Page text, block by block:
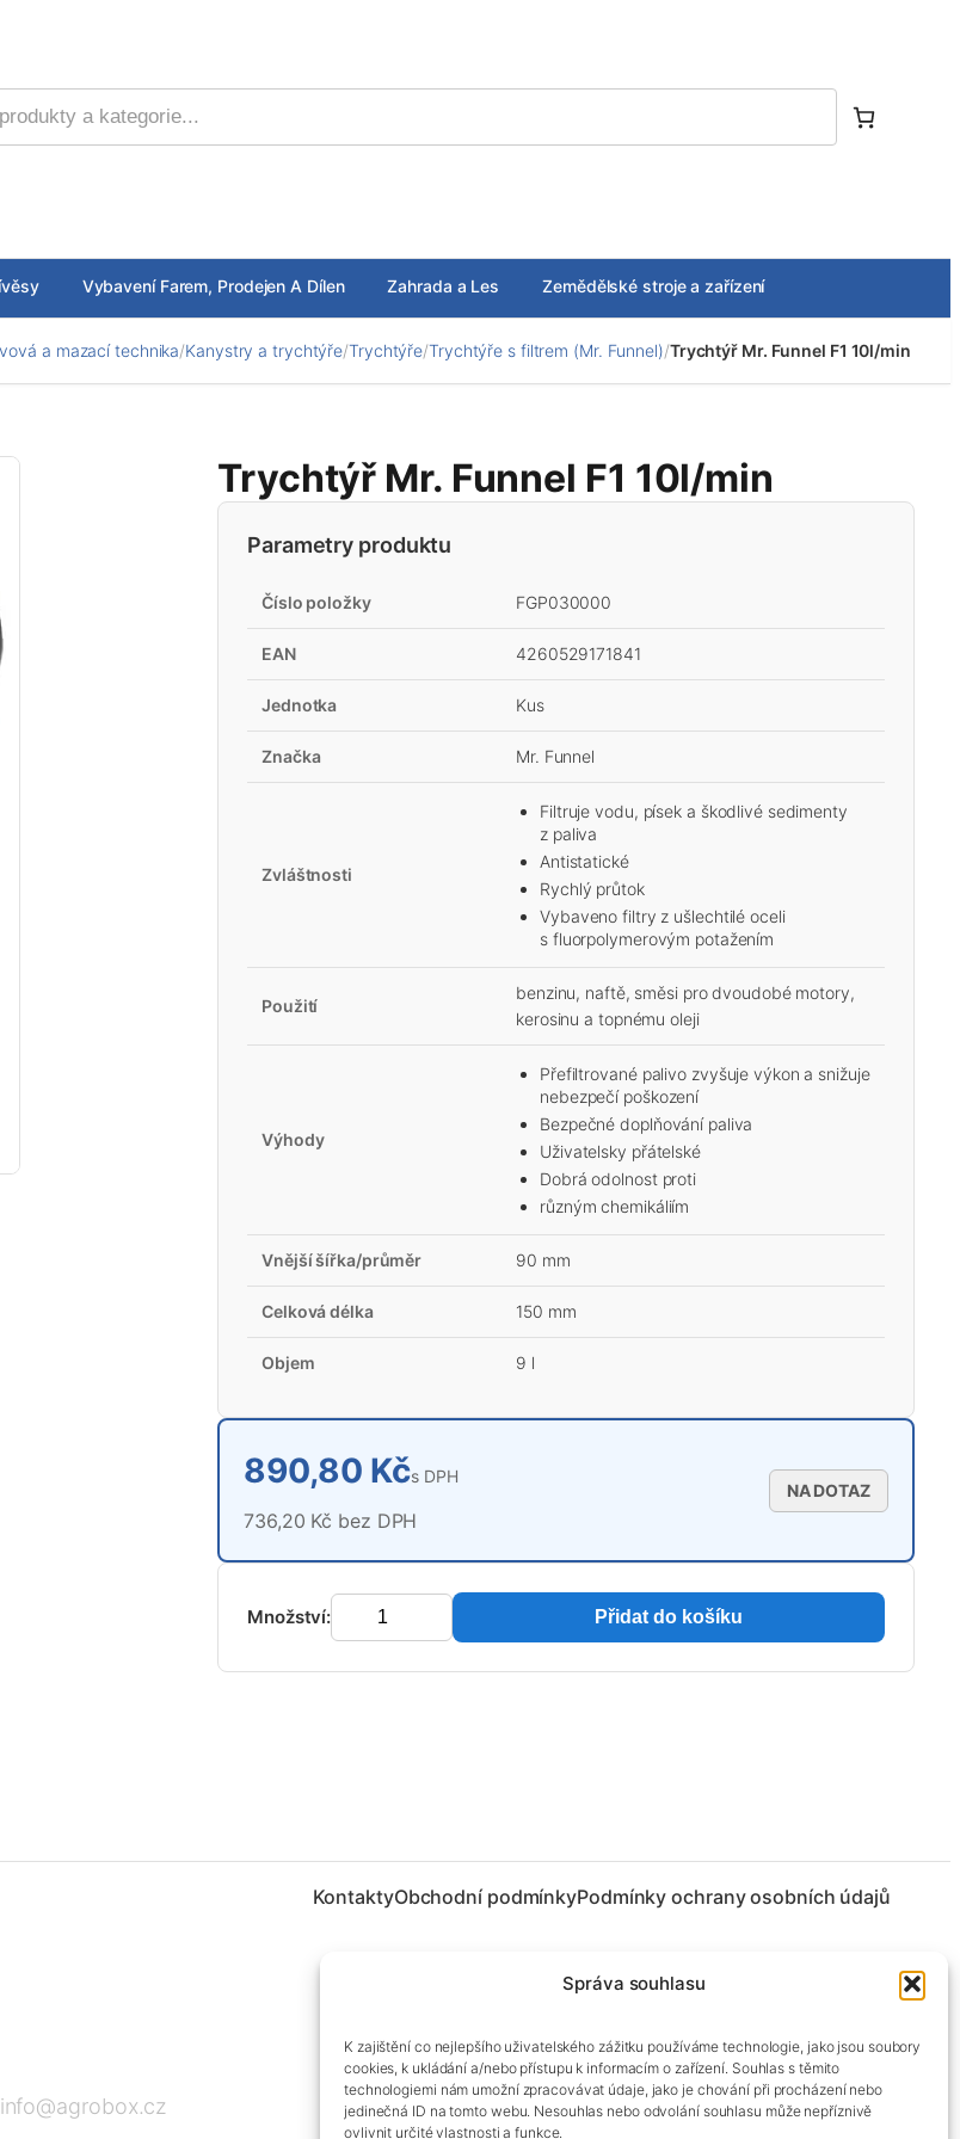
Správa souhlasu
K zajištění co nejlepšího uživatelského zážitku používáme technologie, jako jsou soubory
cookies, k ukládání a/nebo přístupu k informacím o zařízení. Souhlas s těmito
technologiemi nám umožní zpracovávat údaje, jako je chování při procházení nebo
jedinečná ID na tomto webu. Nesouhlas nebo odvolání souhlasu může nepříznivě
ovlivnit určité vlastnosti a funkce.
Vybavení Farem, Prodejen A Dílen Zahrada a Les Zemědělské stroje a zařízení
a mazací technika/Kanystry a trychtýře/Trychtýře/Trychtýře s filtrem (Mr. Funnel)/Trychtýř Mr. Funnel F1 10l/min
Trychtýř Mr. Funnel F1 10l/min
Parametry produktu
Číslo položky FGP030000
EAN 4260529171841
Jednotka Kus
Značka Mr. Funnel
Zvláštnosti
Filtruje vodu, písek a škodlivé sedimenty
z paliva
Antistatické
Rychlý průtok
Vybaveno filtry z ušlechtilé oceli
s fluorpolymerovým potažením
Použití
benzinu, naftě, směsi pro dvoudobé motory,
kerosinu a topnému oleji
Výhody
Přefiltrované palivo zvyšuje výkon a snižuje
nebezpečí poškození
Bezpečné doplňování paliva
Uživatelsky přátelské
Dobrá odolnost proti
různým chemikáliím
Vnější šířka/průměr 90 mm
Celková délka 150 mm
Objem 9 l
890,80 Kčs DPH
736,20 Kč bez DPH
NA DOTAZ
Množství: Přidat do košíku
KontaktyObchodní podmínkyPodmínky ochrany osobních údajů